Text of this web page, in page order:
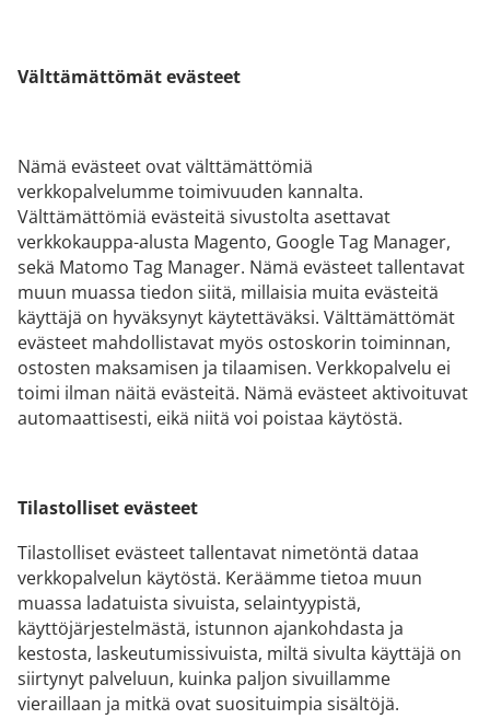
Välttämättömät evästeet
Nämä evästeet ovat välttämättömiä
verkkopalvelumme toimivuuden kannalta.
Välttämättömiä evästeitä sivustolta asettavat
verkkokauppa-alusta Magento, Google Tag Manager,
sekä Matomo Tag Manager. Nämä evästeet tallentavat
muun muassa tiedon siitä, millaisia muita evästeitä
käyttäjä on hyväksynyt käytettäväksi. Välttämättömät
evästeet mahdollistavat myös ostoskorin toiminnan,
ostosten maksamisen ja tilaamisen. Verkkopalvelu ei
toimi ilman näitä evästeitä. Nämä evästeet aktivoituvat
automaattisesti, eikä niitä voi poistaa käytöstä.
Tilastolliset evästeet
Tilastolliset evästeet tallentavat nimetöntä dataa
verkkopalvelun käytöstä. Keräämme tietoa muun
muassa ladatuista sivuista, selaintyypistä,
käyttöjärjestelmästä, istunnon ajankohdasta ja
kestosta, laskeutumissivuista, miltä sivulta käyttäjä on
siirtynyt palveluun, kuinka paljon sivuillamme
vieraillaan ja mitkä ovat suosituimpia sisältöjä.